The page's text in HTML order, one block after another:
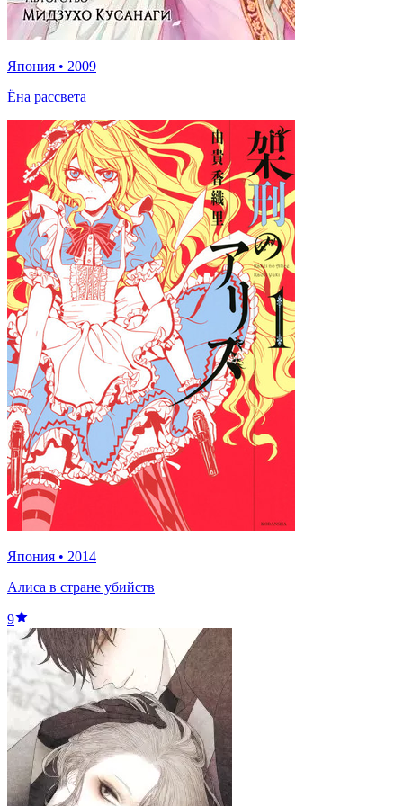
Япония • 2009
Ёна рассвета
Япония • 2014
Алиса в стране убийств
9